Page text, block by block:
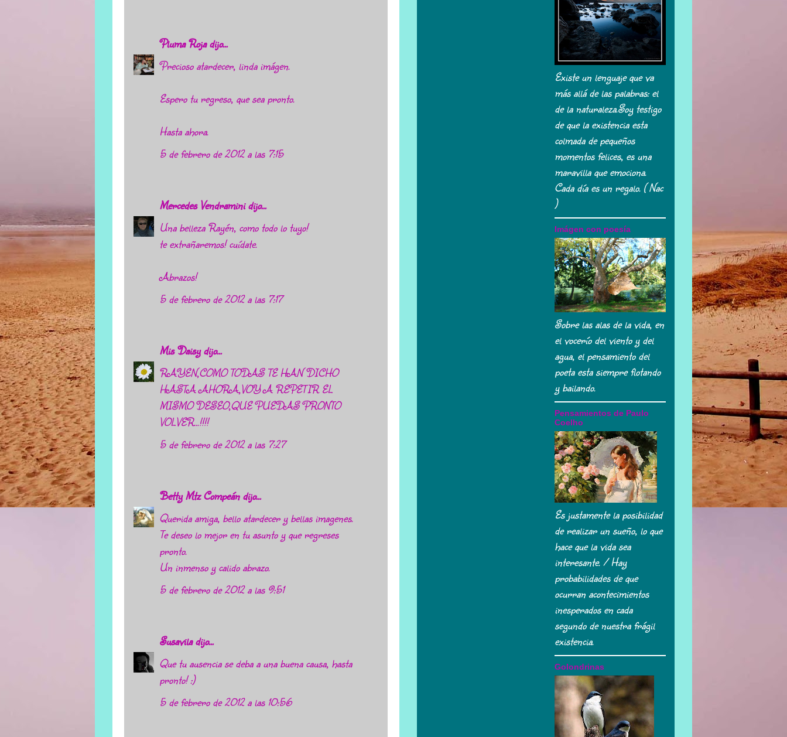
Pluma Rojadijo...
Precioso atardecer, linda imágen.
Espero tu regreso, que sea pronto.
Hasta ahora.
5 de febrero de 2012 a las 7:15
Mercedes Vendraminidijo...
Una belleza Rayén, como todo lo tuyo!
te extrañaremos! cuídate.
Abrazos!
5 de febrero de 2012 a las 7:17
Mis Daisydijo...
RAYEN,COMO TODAS TE HAN DICHO
HASTA AHORA,VOY A REPETIR EL
MISMO DESEO,QUE PUEDAS PRONTO
VOLVER...!!!!
5 de febrero de 2012 a las 7:27
Betty Mtz Compeándijo...
Querida amiga, bello atardecer y bellas imagenes.
Te deseo lo mejor en tu asunto y que regreses
pronto.
Un inmenso y calido abrazo.
5 de febrero de 2012 a las 9:51
Susaviladijo...
Que tu ausencia se deba a una buena causa, hasta
pronto! :)
5 de febrero de 2012 a las 10:56
Existe un lenguaje que va
más allá de las palabras: el
de la naturaleza.Soy testigo
de que la existencia esta
colmada de pequeños
momentos felices, es una
maravilla que emociona.
Cada día es un regalo. ( Nac
)
Imágen con poesía
Sobre las alas de la vida, en
el vocerío del viento y del
agua, el pensamiento del
poeta esta siempre flotando
y bailando.
Pensamientos de Paulo
Coelho
Es justamente la posibilidad
de realizar un sueño, lo que
hace que la vida sea
interesante. / Hay
probabilidades de que
ocurran acontecimientos
inesperados en cada
segundo de nuestra frágil
existencia.
Golondrinas